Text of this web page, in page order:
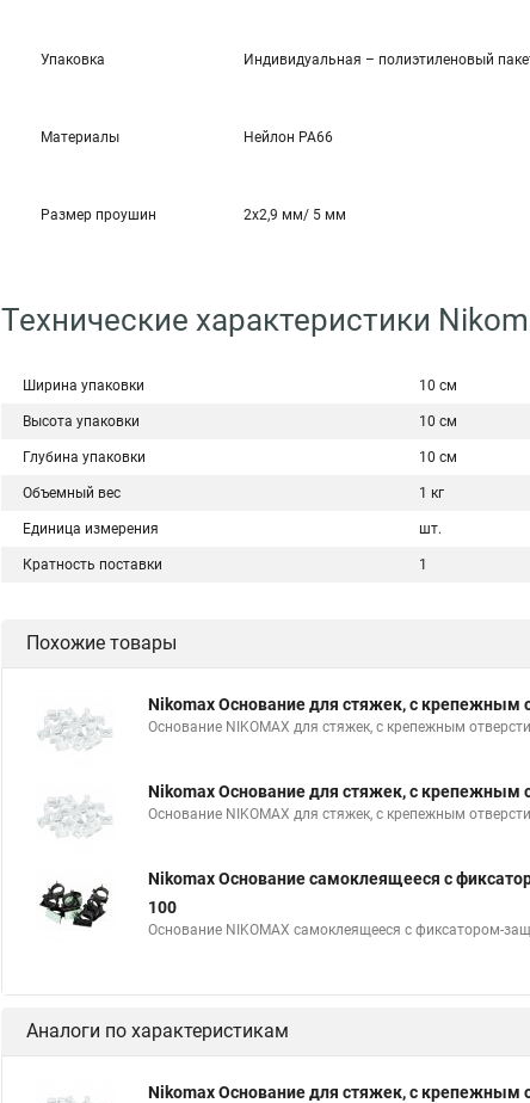
Упаковка Индивидуальная – полиэтиленовый
Материалы Нейлон РА66
Размер проушин 2х2,9 мм/ 5 мм
Технические характеристики
Ширина упаковки 10 см
Высота упаковки 10 см
Глубина упаковки 10 см
Объемный вес 1 кг
Единица измерения шт.
Кратность поставки 1
Похожие товары
Nikomax Основание для стяжек, с крепежным
Основание NIKOMAX для стяжек, с крепежным
Nikomax Основание для стяжек, с крепежным
Основание NIKOMAX для стяжек, с крепежным
Nikomax Основание самоклеящееся с
100
Основание NIKOMAX самоклеящееся с фиксатором-
Аналоги по характеристикам
Nikomax Основание для стяжек, с крепежным